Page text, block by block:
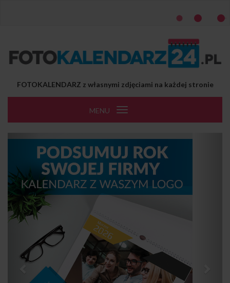
FOTOKALENDARZ z własnymi zdjęciami na każdej stronie
MENU
Toggle
Previous